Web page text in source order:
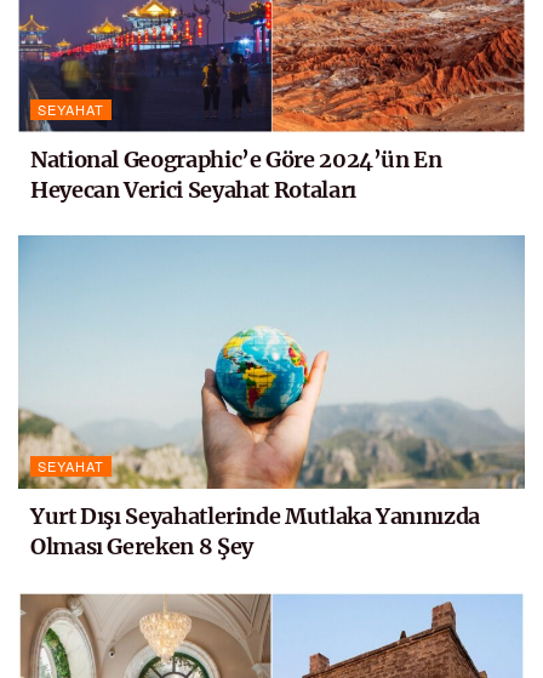
SEYAHAT
National Geographic’e Göre 2024’ün En
Heyecan Verici Seyahat Rotaları
SEYAHAT
Yurt Dışı Seyahatlerinde Mutlaka Yanınızda
Olması Gereken 8 Şey